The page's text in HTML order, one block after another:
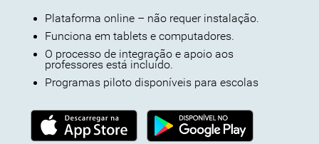
Plataforma online – não requer instalação.
Funciona em tablets e computadores.
O processo de integração e apoio aos
professores está incluído.
Programas piloto disponíveis para escolas